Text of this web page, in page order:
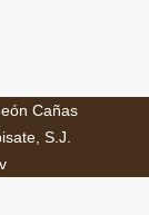
Cañas
S.J.